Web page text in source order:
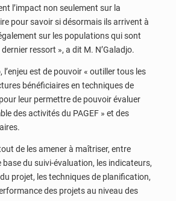
l’impact non seulement sur la
pour savoir si désormais ils arrivent à
sur les populations qui sont
ressort », a dit M. N’Galadjo.
l’enjeu est de pouvoir « outiller tous les
bénéficiaires en techniques de
leur permettre de pouvoir évaluer
des activités du PAGEF » et des
de les amener à maîtriser, entre
base du suivi-évaluation, les indicateurs,
projet, les techniques de planification,
des projets au niveau des